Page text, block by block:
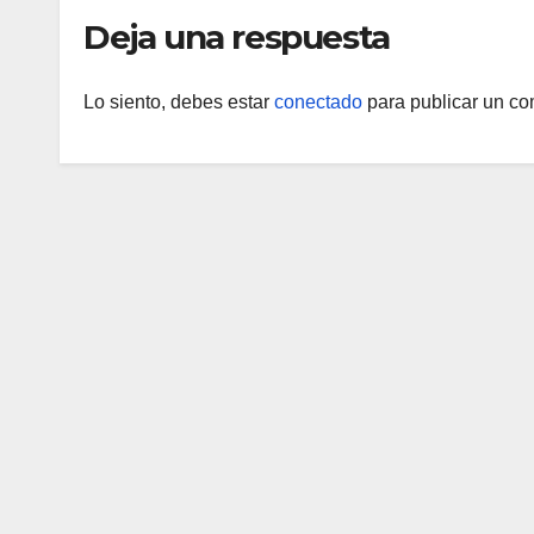
Deja una respuesta
Lo siento, debes estar conectado para publicar un